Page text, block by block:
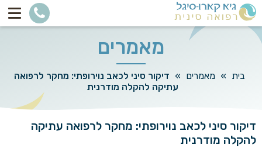
מאמרים
בית » מאמרים » דיקור סיני לכאב נוירופתי: מחקר לרפואה
עתיקה להקלה מודרנית
דיקור סיני לכאב נוירופתי: מחקר לרפואה עתיקה
להקלה מודרנית